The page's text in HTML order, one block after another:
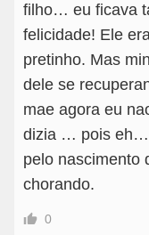
filho… eu ficava
felicidade! Ele
pretinho. Mas
dele se
mae agora eu
dizia … pois eh…
pelo nascimento
chorando.
0